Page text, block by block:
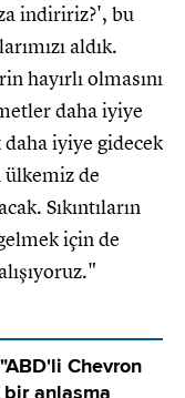
indiririz?', bu
aldık.
hayırlı olmasını
daha iyiye
iyiye gidecek
ülkemiz de
Sıkıntıların
için de
Chevron
anlaşma